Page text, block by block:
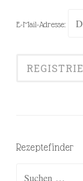
E-Mail-Adresse:
Rezeptefinder